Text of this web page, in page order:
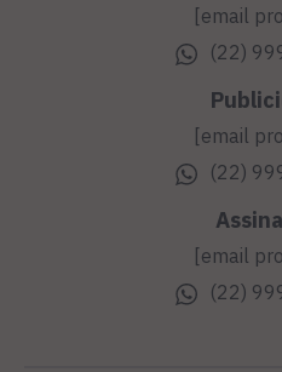
[email
(22)
[email
(22)
[email
(22)